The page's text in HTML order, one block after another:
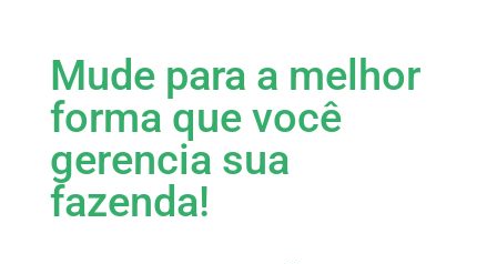
Mude para a melhor
forma que você
gerencia sua
fazenda!